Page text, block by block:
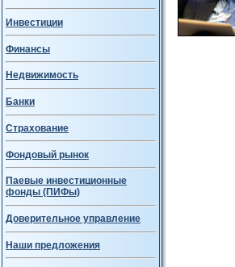
Инвестиции
Финансы
Недвижимость
Банки
Страхование
Фондовый рынок
Паевые инвестиционные
фонды (ПИФы)
Доверительное управление
Наши предложения